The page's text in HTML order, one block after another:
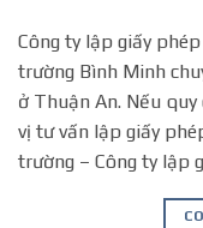
Công ty lập giấy
trường Bình Minh
ở Thuận An. Nếu
vị tư vấn lập giấy
trường – Công ty lập